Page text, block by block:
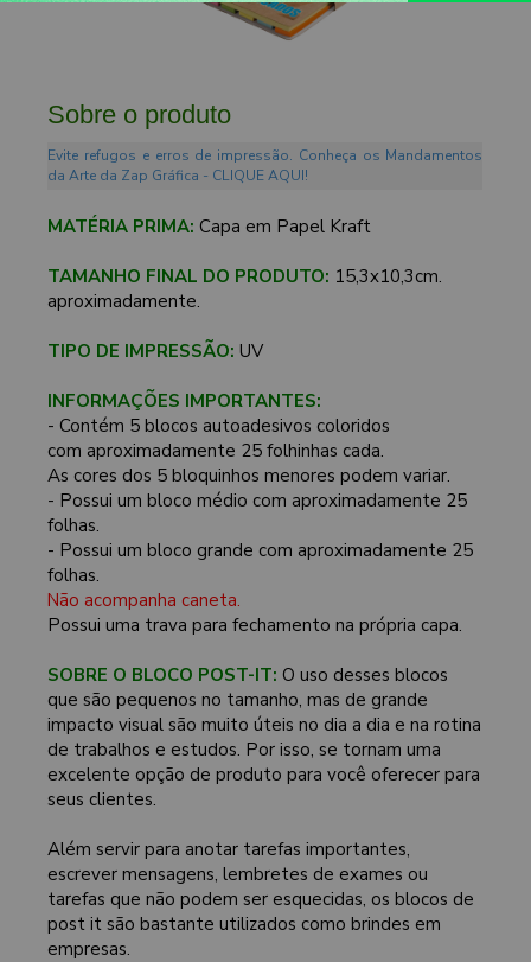
Sobre o produto
Evite refugos e erros de impressão. Conheça os Mandamentos
da Arte da Zap Gráfica - CLIQUE AQUI!
MATÉRIA PRIMA: Capa em Papel Kraft
TAMANHO FINAL DO PRODUTO: 15,3x10,3cm.
aproximadamente.
TIPO DE IMPRESSÃO: UV
INFORMAÇÕES IMPORTANTES:
- Contém 5 blocos autoadesivos coloridos
com aproximadamente 25 folhinhas cada.
As cores dos 5 bloquinhos menores podem variar.
- Possui um bloco médio com aproximadamente 25
folhas.
- Possui um bloco grande com aproximadamente 25
folhas.
Não acompanha caneta.
Possui uma trava para fechamento na própria capa.
SOBRE O BLOCO POST-IT: O uso desses blocos
que são pequenos no tamanho, mas de grande
impacto visual são muito úteis no dia a dia e na rotina
de trabalhos e estudos. Por isso, se tornam uma
excelente opção de produto para você oferecer para
seus clientes.
Além servir para anotar tarefas importantes,
escrever mensagens, lembretes de exames ou
tarefas que não podem ser esquecidas, os blocos de
post it são bastante utilizados como brindes em
empresas.